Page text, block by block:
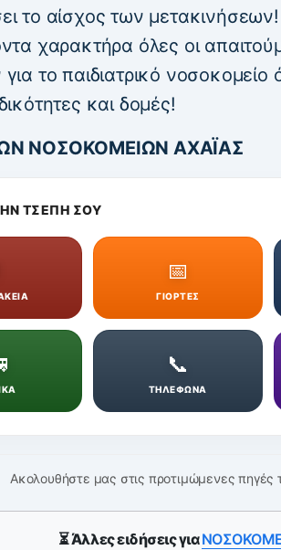
το αίσχος των
χαρακτήρα όλες οι
το παιδιατρικό νοσοκομείο
και δομές!
ΝΟΣΟΚΟΜΕΙΩΝ ΑΧΑΪΑΣ
ΤΣΕΠΗ ΣΟΥ
📅
ΓΙΟΡΤΕΣ
📞
ΤΗΛΕΦΩΝΑ
Ακολουθήστε μας στις προτιμώμενες πηγές
⏳ Άλλες ειδήσεις για